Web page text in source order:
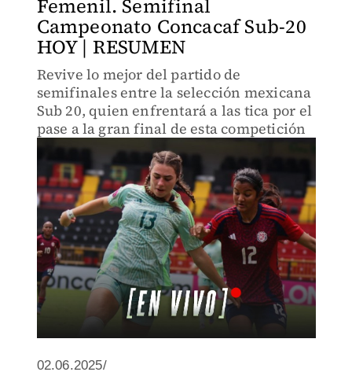
Femenil. Semifinal
Campeonato Concacaf Sub-20
HOY | RESUMEN
Revive lo mejor del partido de
semifinales entre la selección mexicana
Sub 20, quien enfrentará a las tica por el
pase a la gran final de esta competición
02.06.2025/